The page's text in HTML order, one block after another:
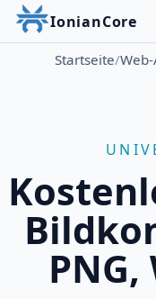
IonianCore
Startseite/
PNG,